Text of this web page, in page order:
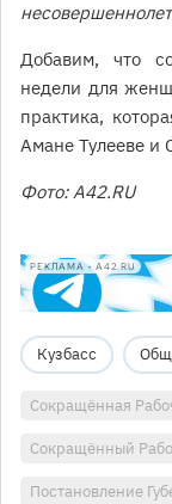
Добавим, что
недели для
практика,
Амане Тулееве и
Фото: A42.RU
РЕКЛАМА • A42.RU
Кузбасс
Сокращённая
Сокращённый
Постановление